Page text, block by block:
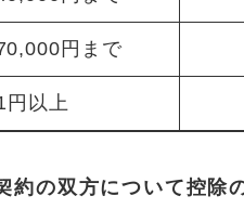
円まで
円以上
約の双方について控除